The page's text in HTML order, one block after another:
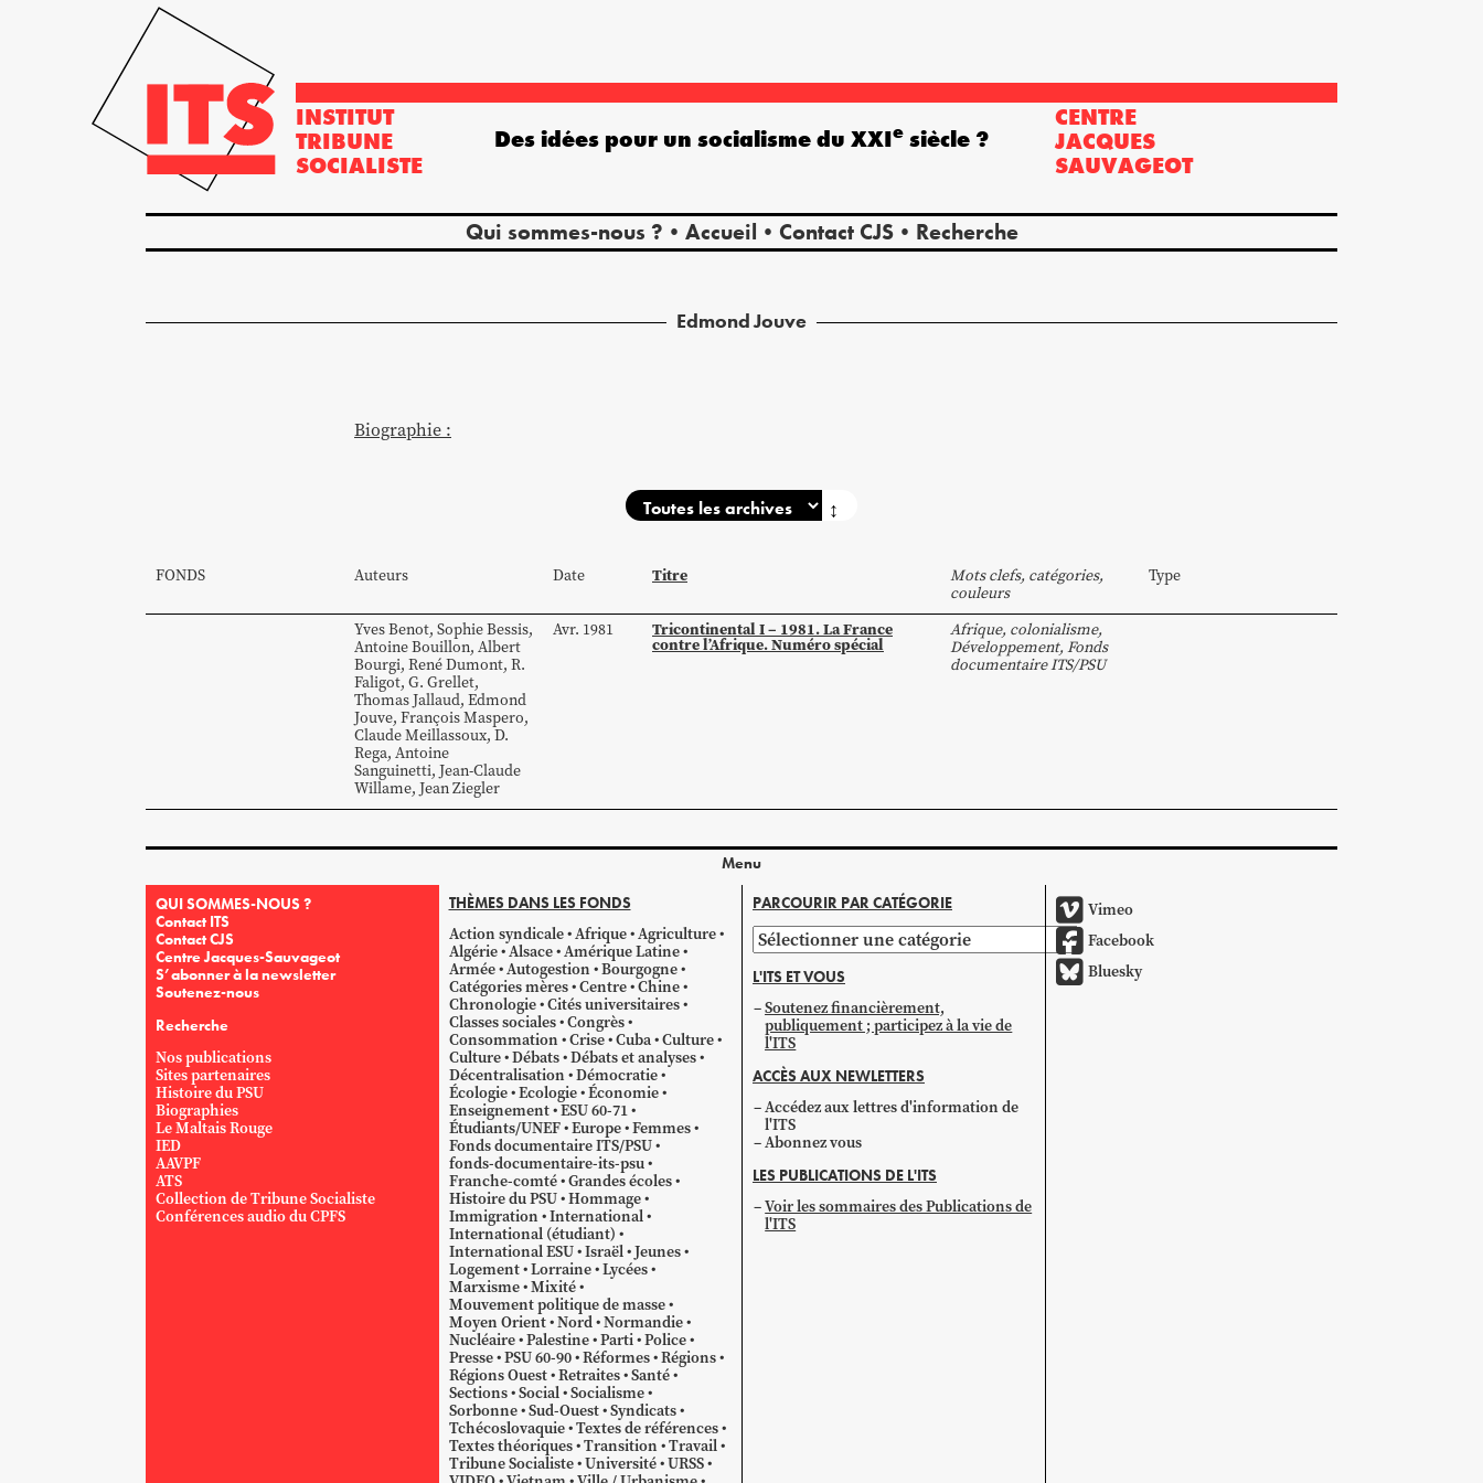
INSTITUT
TRIBUNE
SOCIALISTE
CENTRE
JACQUES
SAUVAGEOT
Qui sommes-nous ? Accueil Contact CJS Recherche
Des idées pour un socialisme du XXIe siècle ?
EdmondJouve
Biographie :
↕
FONDS Auteurs Date Titre
Mots clefs, catégories,
couleurs
Type
YvesBenot, SophieBessis,
AntoineBouillon, Albert
Bourgi, RenéDumont, R.
Faligot, G. Grellet,
ThomasJallaud, Edmond
Jouve, FrançoisMaspero,
ClaudeMeillassoux, D.
Rega, Antoine
Sanguinetti, Jean-Claude
Willame, JeanZiegler
Avr. 1981 Tricontinental I – 1981. La France
contre l’Afrique. Numéro spécial
Afrique, colonialisme,
Développement, Fonds
documentaire ITS/PSU
Menu
QUI SOMMES-NOUS ?
Contact ITS
Contact CJS
Centre Jacques-Sauvageot
S’abonner à la newsletter
Soutenez-nous
Recherche
Nos publications
Sites partenaires
Histoire du PSU
Biographies
Le Maltais Rouge
IED
AAVPF
ATS
Collection de Tribune Socialiste
Conférences audio du CPFS
THÈMES DANS LES FONDS
Action syndicale Afrique Agriculture
Algérie Alsace Amérique Latine
Armée Autogestion Bourgogne
Catégories mères Centre Chine
Chronologie Cités universitaires
Classes sociales Congrès
Consommation Crise Cuba Culture
Culture Débats Débats et analyses
Décentralisation Démocratie
Écologie Ecologie Économie
Enseignement ESU 60-71
Étudiants/UNEF Europe Femmes
Fonds documentaire ITS/PSU
fonds-documentaire-its-psu
Franche-comté Grandes écoles
Histoire du PSU Hommage
Immigration International
International (étudiant)
International ESU Israël Jeunes
Logement Lorraine Lycées
Marxisme Mixité
Mouvement politique de masse
Moyen Orient Nord Normandie
Nucléaire Palestine Parti Police
Presse PSU 60-90 Réformes Régions
Régions Ouest Retraites Santé
Sections Social Socialisme
Sorbonne Sud-Ouest Syndicats
Tchécoslovaquie Textes de références
Textes théoriques Transition Travail
Tribune Socialiste Université URSS
PARCOURIR PAR CATÉGORIE
Parcourir
par
catégorie
L'ITS ET VOUS
Soutenez financièrement,
publiquement ; participez à la vie de
l'ITS
ACCÈS AUX NEWLETTERS
Accédez aux lettres d'information de
l'ITS
Abonnez vous
LES PUBLICATIONS DE L'ITS
Voir les sommaires des Publications de
l'ITS
Vimeo
Facebook
Bluesky